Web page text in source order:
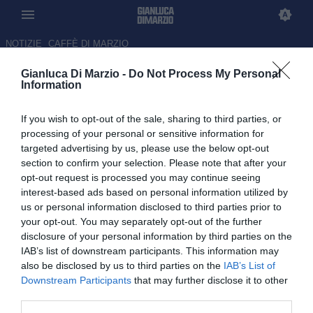
Gianluca Di Marzio - Do Not Process My Personal
Information
If you wish to opt-out of the sale, sharing to third parties, or
processing of your personal or sensitive information for
targeted advertising by us, please use the below opt-out
section to confirm your selection. Please note that after your
opt-out request is processed you may continue seeing
interest-based ads based on personal information utilized by
us or personal information disclosed to third parties prior to
your opt-out. You may separately opt-out of the further
disclosure of your personal information by third parties on the
IAB’s list of downstream participants. This information may
also be disclosed by us to third parties on the IAB’s List of
Downstream Participants that may further disclose it to other
NOTIZIE CAFFÈ DI MARZIO
Duvan Zapata rinnova con il
UFFICIALE
08.07.2026 10:44 di Redazione
Il Torino comunica il rinnovo di contratto per Duvan Zapata.
L'attaccante colombiano ha firmato fino al 30 giugno 2028